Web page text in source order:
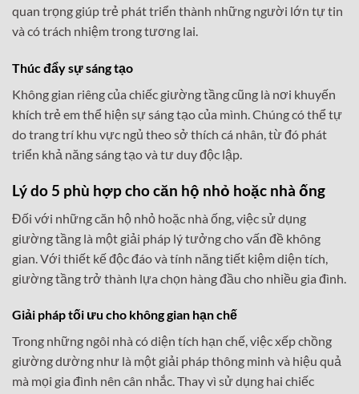
quan trọng giúp trẻ phát triển thành những người lớn tự tin
và có trách nhiệm trong tương lai.
Thúc đẩy sự sáng tạo
Không gian riêng của chiếc giường tầng cũng là nơi khuyến
khích trẻ em thể hiện sự sáng tạo của mình. Chúng có thể tự
do trang trí khu vực ngủ theo sở thích cá nhân, từ đó phát
triển khả năng sáng tạo và tư duy độc lập.
Lý do 5 phù hợp cho căn hộ nhỏ hoặc nhà ống
Đối với những căn hộ nhỏ hoặc nhà ống, việc sử dụng
giường tầng là một giải pháp lý tưởng cho vấn đề không
gian. Với thiết kế độc đáo và tính năng tiết kiệm diện tích,
giường tầng trở thành lựa chọn hàng đầu cho nhiều gia đình.
Giải pháp tối ưu cho không gian hạn chế
Trong những ngôi nhà có diện tích hạn chế, việc xếp chồng
giường dường như là một giải pháp thông minh và hiệu quả
mà mọi gia đình nên cân nhắc. Thay vì sử dụng hai chiếc